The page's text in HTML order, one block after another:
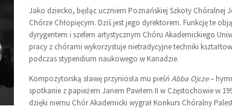
Jako dziecko, będąc uczniem Poznańskiej Szkoły Chóralnej
Chórze Chłopięcym. Dziś jest jego dyrektorem. Funkcję te
dyrygentem i szefem artystycznym Chóru Akademickiego
pracy z chórami wykorzystuje nietradycyjne techniki
podczas stypendium naukowego w Kanadzie.
Kompozytorską sławę przyniosła mu pieśń Abba Ojcze–
spotkanie z papieżem Janem Pawłem II w Częstochowie w
dzięki niemu Chór Akademicki wygrał Konkurs Chóralny